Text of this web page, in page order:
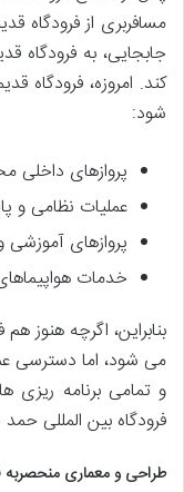
مسافربری از فرودگاه
جابجایی، به فرودگاه
کند. امروزه، فرودگاه
شود:
پروازهای داخلی
عملیات نظامی و
پروازهای آموزشی
خدمات
بنابراین، اگرچه هنوز
می شود، اما دسترسی
و تمامی برنامه ریزی
فرودگاه بین المللی
طراحی و معماری منحصربه